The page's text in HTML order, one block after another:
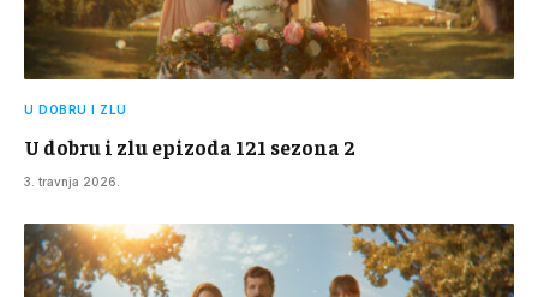
U DOBRU I ZLU
U dobru i zlu epizoda 121 sezona 2
3. travnja 2026.